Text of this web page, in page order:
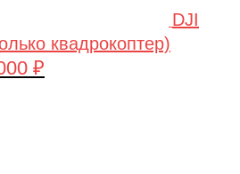
DJI
квадрокоптер)
₽